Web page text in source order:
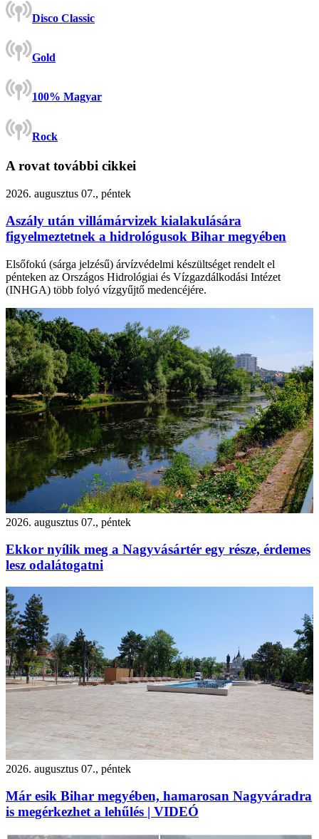
Disco Classic
Gold
100% Magyar
Rock
A rovat további cikkei
2026. augusztus 07., péntek
Aszály után villámárvizek kialakulására
figyelmeztetnek a hidrológusok Bihar megyében
Elsőfokú (sárga jelzésű) árvízvédelmi készültséget rendelt el
pénteken az Országos Hidrológiai és Vízgazdálkodási Intézet
(INHGA) több folyó vízgyűjtő medencéjére.
2026. augusztus 07., péntek
Ekkor nyílik meg a Nagyvásártér egy része, érdemes
lesz odalátogatni
2026. augusztus 07., péntek
Már esik Bihar megyében, hamarosan Nagyváradra
is megérkezhet a lehűlés | VIDEÓ